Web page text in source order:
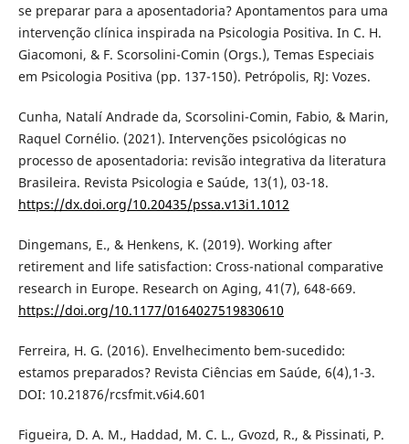
se preparar para a aposentadoria? Apontamentos para uma
intervenção clínica inspirada na Psicologia Positiva. In C. H.
Giacomoni, & F. Scorsolini-Comin (Orgs.), Temas Especiais
em Psicologia Positiva (pp. 137-150). Petrópolis, RJ: Vozes.
Cunha, Natalí Andrade da, Scorsolini-Comin, Fabio, & Marin,
Raquel Cornélio. (2021). Intervenções psicológicas no
processo de aposentadoria: revisão integrativa da literatura
Brasileira. Revista Psicologia e Saúde, 13(1), 03-18.
https://dx.doi.org/10.20435/pssa.v13i1.1012
Dingemans, E., & Henkens, K. (2019). Working after
retirement and life satisfaction: Cross-national comparative
research in Europe. Research on Aging, 41(7), 648-669.
https://doi.org/10.1177/0164027519830610
Ferreira, H. G. (2016). Envelhecimento bem-sucedido:
estamos preparados? Revista Ciências em Saúde, 6(4),1-3.
DOI: 10.21876/rcsfmit.v6i4.601
Figueira, D. A. M., Haddad, M. C. L., Gvozd, R., & Pissinati, P.